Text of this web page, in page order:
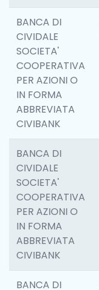
BANCA DI
CIVIDALE
SOCIETA'
COOPERATIVA
PER AZIONI O
IN FORMA
ABBREVIATA
CIVIBANK
BANCA DI
CIVIDALE
SOCIETA'
COOPERATIVA
PER AZIONI O
IN FORMA
ABBREVIATA
CIVIBANK
BANCA DI